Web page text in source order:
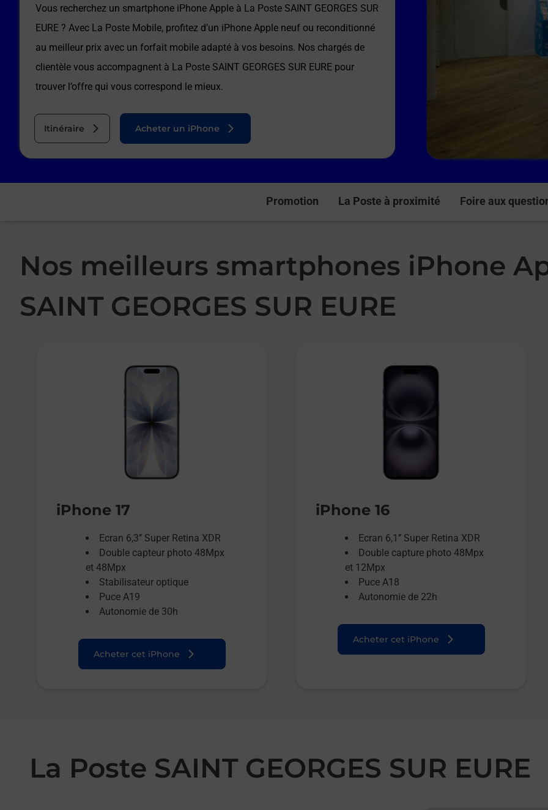
Vous recherchez un smartphone iPhone Apple à La Poste SAINT GEORGES SUR
EURE ? Avec La Poste Mobile, profitez d’un iPhone Apple neuf ou reconditionné
au meilleur prix avec un forfait mobile adapté à vos besoins. Nos chargés de
clientèle vous accompagnent à La Poste SAINT GEORGES SUR EURE pour
trouver l’offre qui vous correspond le mieux.
Itinéraire Acheter un iPhone
Promotion La Poste à proximité Foire aux
Nos meilleurs smartphones iPhone
SAINT GEORGES SUR EURE
iPhone 17
Ecran 6,3’’ Super Retina XDR
Double capteur photo 48Mpx
et 48Mpx
Stabilisateur optique
Puce A19
Autonomie de 30h
Acheter cet iPhone
iPhone 16
Ecran 6,1’’ Super Retina XDR
Double capture photo 48Mpx
et 12Mpx
Puce A18
Autonomie de 22h
Acheter cet iPhone
La Poste SAINT GEORGES SUR EURE